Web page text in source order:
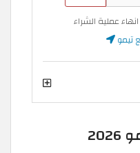
عملية الشراء
تيمو